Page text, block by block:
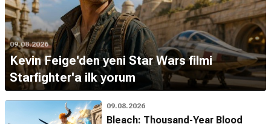
09.08.2026
Kevin Feige'den yeni Star Wars filmi
Starfighter'a ilk yorum
09.08.2026
Bleach: Thousand-Year Blood